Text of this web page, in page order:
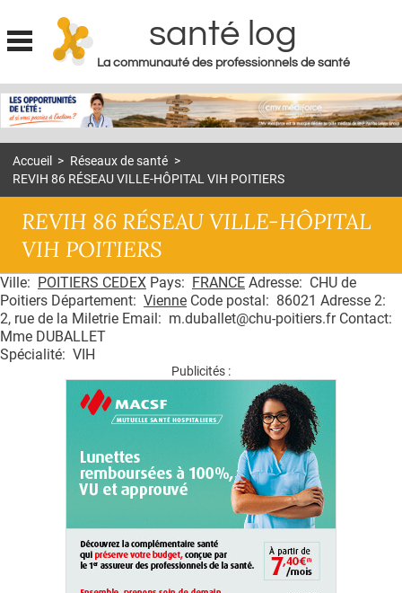
Jump to navigation
santé log
La communauté des professionnels de santé
MON COMPTE
S'ABONNER À LA REVUE SOIN À DOMICILE
DOSSIERS
RÉSEAUX
E-REVUE SAD
THÉMA
QUI SOMMES-NOUS ?
CONDITIONS GÉNÉRALES
Accueil > Réseaux de santé >
REVIH 86 RÉSEAU VILLE-HÔPITAL VIH POITIERS
REVIH 86 RÉSEAU VILLE-HÔPITAL
VIH POITIERS
Ville: POITIERS CEDEX Pays: FRANCE Adresse: CHU de
Poitiers Département: Vienne Code postal: 86021 Adresse 2:
2, rue de la Miletrie Email: m.duballet@chu-poitiers.fr Contact:
Mme DUBALLET
Spécialité: VIH
Publicités :